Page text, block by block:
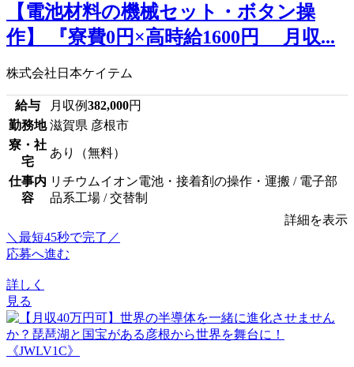
【電池材料の機械セット・ボタン操
作】 『寮費0円×高時給1600円 月収...
株式会社日本ケイテム
給与 月収例382,000円
勤務地 滋賀県 彦根市
寮・社
宅
あり（無料）
仕事内
容
リチウムイオン電池・接着剤の操作・運搬 / 電子部
品系工場 / 交替制
詳細を表示
＼最短45秒で完了／
応募へ進む
詳しく
見る